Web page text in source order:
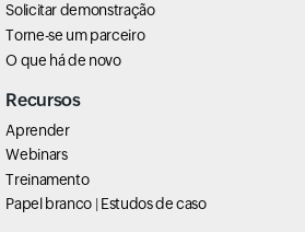
Solicitar demonstração
Torne-se um parceiro
O que há de novo
Recursos
Aprender
Webinars
Treinamento
Papel branco |Estudos de caso